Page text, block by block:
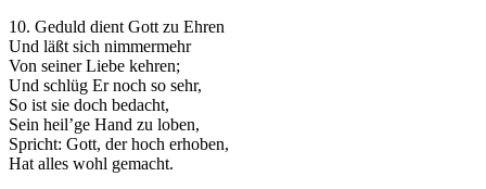
10. Geduld dient Gott zu Ehren
Und läßt sich nimmermehr
Von seiner Liebe kehren;
Und schlüg Er noch so sehr,
So ist sie doch bedacht,
Sein heil’ge Hand zu loben,
Spricht: Gott, der hoch erhoben,
Hat alles wohl gemacht.